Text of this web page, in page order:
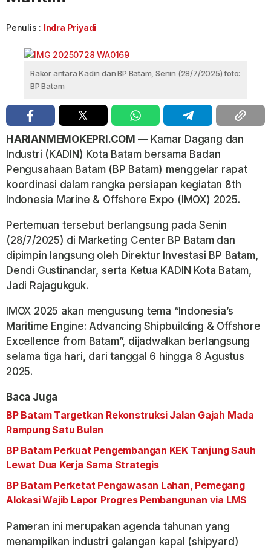
Penulis : Indra Priyadi
Rakor antara Kadin dan BP Batam, Senin (28/7/2025) foto:
BP Batam
HARIANMEMOKEPRI.COM —Kamar Dagang dan
Industri (KADIN) Kota Batam bersama Badan
Pengusahaan Batam (BP Batam) menggelar rapat
koordinasi dalam rangka persiapan kegiatan 8th
Indonesia Marine & Offshore Expo (IMOX) 2025.
Pertemuan tersebut berlangsung pada Senin
(28/7/2025) di Marketing Center BP Batam dan
dipimpin langsung oleh Direktur Investasi BP Batam,
Dendi Gustinandar, serta Ketua KADIN Kota Batam,
Jadi Rajagukguk.
IMOX 2025 akan mengusung tema “Indonesia’s
Maritime Engine: Advancing Shipbuilding & Offshore
Excellence from Batam”, dijadwalkan berlangsung
selama tiga hari, dari tanggal 6 hingga 8 Agustus
2025.
Baca Juga
BP Batam Targetkan Rekonstruksi Jalan Gajah Mada
Rampung Satu Bulan
BP Batam Perkuat Pengembangan KEK Tanjung Sauh
Lewat Dua Kerja Sama Strategis
BP Batam Perketat Pengawasan Lahan, Pemegang
Alokasi Wajib Lapor Progres Pembangunan via LMS
Pameran ini merupakan agenda tahunan yang
menampilkan industri galangan kapal (shipyard)